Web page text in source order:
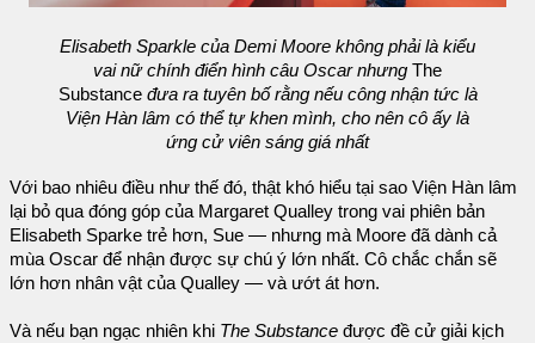
Elisabeth Sparkle của Demi Moore không phải là kiểu
vai nữ chính điển hình câu Oscar nhưng The
Substance đưa ra tuyên bố rằng nếu công nhận tức là
Viện Hàn lâm có thể tự khen mình, cho nên cô ấy là
ứng cử viên sáng giá nhất
Với bao nhiêu điều như thế đó, thật khó hiểu tại sao Viện Hàn lâm
lại bỏ qua đóng góp của Margaret Qualley trong vai phiên bản
Elisabeth Sparke trẻ hơn, Sue — nhưng mà Moore đã dành cả
mùa Oscar để nhận được sự chú ý lớn nhất. Cô chắc chắn sẽ
lớn hơn nhân vật của Qualley — và ướt át hơn.
Và nếu bạn ngạc nhiên khi The Substance được đề cử giải kịch